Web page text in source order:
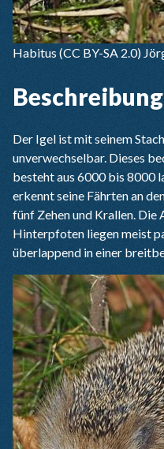
Habitus(CC BY-SA 2.0)
Beschreibung
Der Igel ist mit seinem
unverwechselbar. Dieses
besteht aus 6000 bis 8000
erkennt seine Fährten an
fünf Zehen und Krallen.
Hinterpfoten liegen meist
überlappend in einer